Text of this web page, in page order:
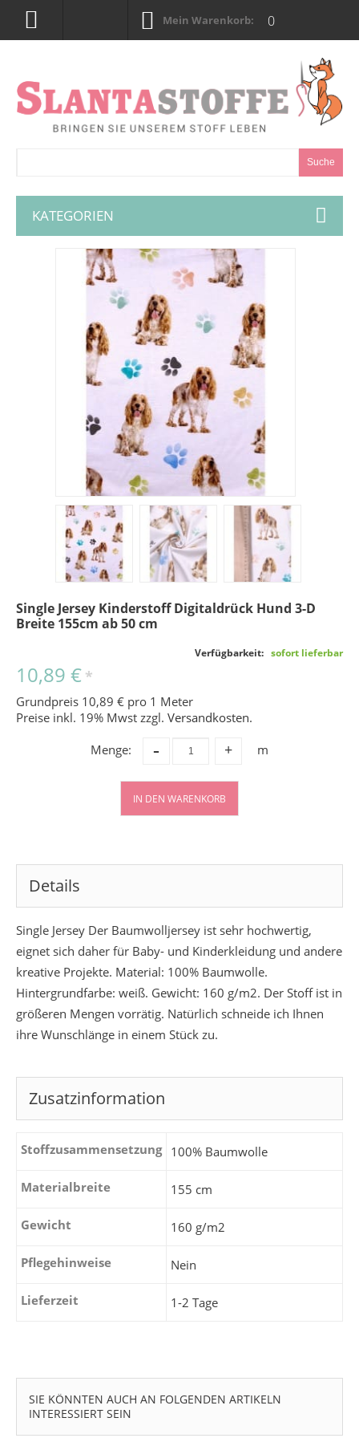
Mein Warenkorb: 0
Suche
KATEGORIEN
Single Jersey Kinderstoff Digitaldrück Hund 3-D
Breite 155cm ab 50 cm
Verfügbarkeit: sofort lieferbar
10,89 € *
Grundpreis 10,89 € pro 1 Meter
Preise inkl. 19% Mwst zzgl. Versandkosten.
Menge:
+
- m
IN DEN WARENKORB
Details
Single Jersey Der Baumwolljersey ist sehr hochwertig,
eignet sich daher für Baby- und Kinderkleidung und andere
kreative Projekte. Material: 100% Baumwolle.
Hintergrundfarbe: weiß. Gewicht: 160 g/m2. Der Stoff ist in
größeren Mengen vorrätig. Natürlich schneide ich Ihnen
ihre Wunschlänge in einem Stück zu.
Zusatzinformation
Stoffzusammensetzung 100% Baumwolle
Materialbreite 155 cm
Gewicht 160 g/m2
Pflegehinweise Nein
Lieferzeit 1-2 Tage
SIE KÖNNTEN AUCH AN FOLGENDEN ARTIKELN
INTERESSIERT SEIN